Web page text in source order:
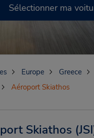
Sélectionner ma
Europe
Greece
Aéroport Skiathos
Skiathos